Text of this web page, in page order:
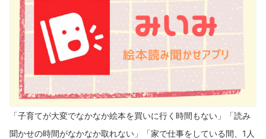
「子育てが大変でなかなか絵本を買いに行く時間もない」「読み
聞かせの時間がなかなか取れない」「家で仕事をしている間、1人